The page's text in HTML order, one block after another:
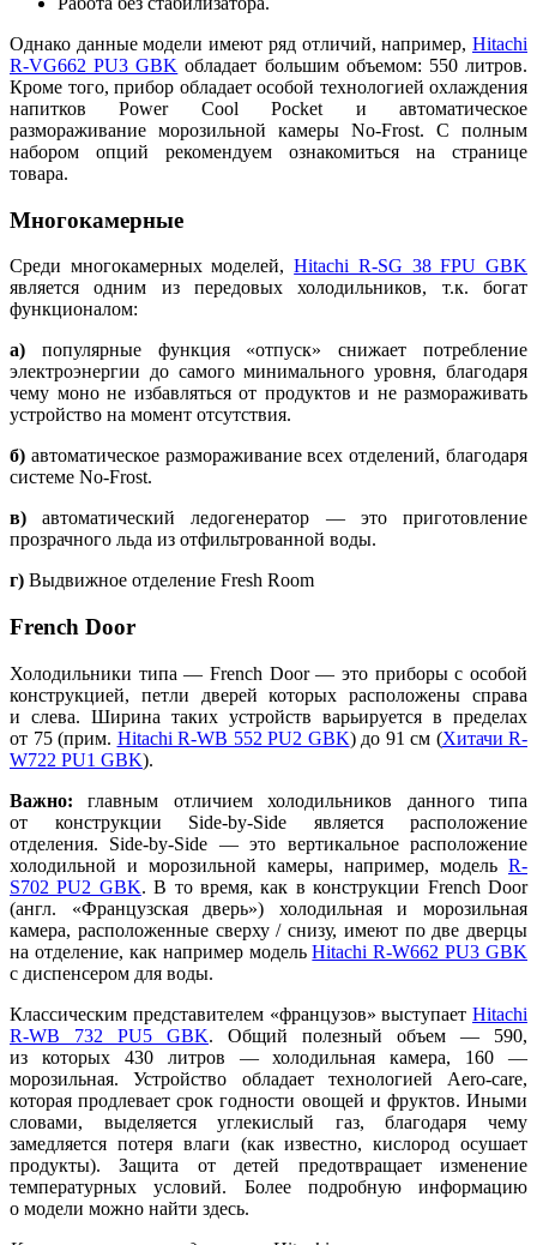
Однако данные модели имеют ряд отличий, например, Hitachi
R-VG662 PU3 GBK обладает большим объемом: 550 литров.
Кроме того, прибор обладает особой технологией охлаждения
напитков Power Cool Pocket и автоматическое
размораживание морозильной камеры No-Frost. С полным
набором опций рекомендуем ознакомиться на странице
товара.
Многокамерные
Среди многокамерных моделей,Hitachi R-SG 38 FPU GBK
является одним из передовых холодильников, т.к. богат
функционалом:
а) популярные функция «отпуск» снижает потребление
электроэнергии до самого минимального уровня, благодаря
чему моно не избавляться от продуктов и не размораживать
устройство на момент отсутствия.
б) автоматическое размораживание всех отделений, благодаря
системе No-Frost.
в) автоматический ледогенератор — это приготовление
прозрачного льда из отфильтрованной воды.
г) Выдвижное отделение Fresh Room
French Door
Холодильники типа — French Door — это приборы с особой
конструкцией, петли дверей которых расположены справа
и слева. Ширина таких устройств варьируется в пределах
от 75 (прим. Hitachi R-WB 552 PU2 GBK) до 91 см (Хитачи R-
W722 PU1 GBK).
Важно: главным отличием холодильников данного типа
от конструкции Side-by-Side является расположение
отделения. Side-by-Side — это вертикальное расположение
холодильной и морозильной камеры, например, модель R-
S702 PU2 GBK. В то время, как в конструкции French Door
(англ. «Французская дверь») холодильная и морозильная
камера, расположенные сверху / снизу, имеют по две дверцы
на отделение, как например модельHitachi R-W662 PU3 GBK
с диспенсером для воды.
Классическим представителем «французов» выступает Hitachi
R-WB 732 PU5 GBK. Общий полезный объем — 590,
из которых 430 литров — холодильная камера, 160 —
морозильная. Устройство обладает технологией Aero-care,
которая продлевает срок годности овощей и фруктов. Иными
словами, выделяется углекислый газ, благодаря чему
замедляется потеря влаги (как известно, кислород осушает
продукты). Защита от детей предотвращает изменение
температурных условий. Более подробную информацию
о модели можно найти здесь.